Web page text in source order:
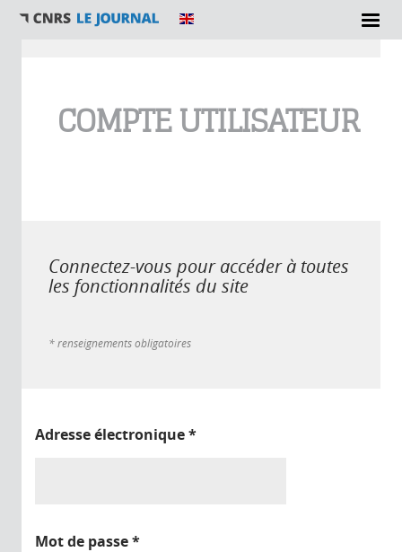
COMPTE UTILISATEUR
Connectez-vous pour accéder à toutes
les fonctionnalités du site
* renseignements obligatoires
Adresse électronique*
Mot de passe*